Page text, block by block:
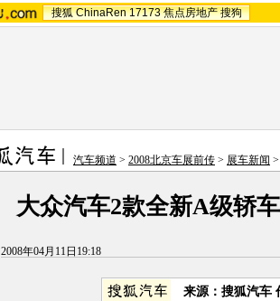
搜狐 ChinaRen 17173 焦点房地产 搜狗
汽车频道 > 2008北京车展前传 > 展车新闻 >
大众汽车2款全新A级轿
2008年04月11日19:18
来源：搜狐汽车